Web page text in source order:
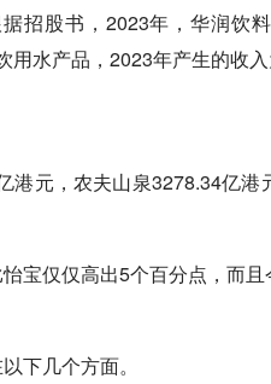
招股书，2023年，华润饮
水产品，2023年产生的收入
元，农夫山泉3278.34亿
宝仅仅高出5个百分点，而
下几个方面。